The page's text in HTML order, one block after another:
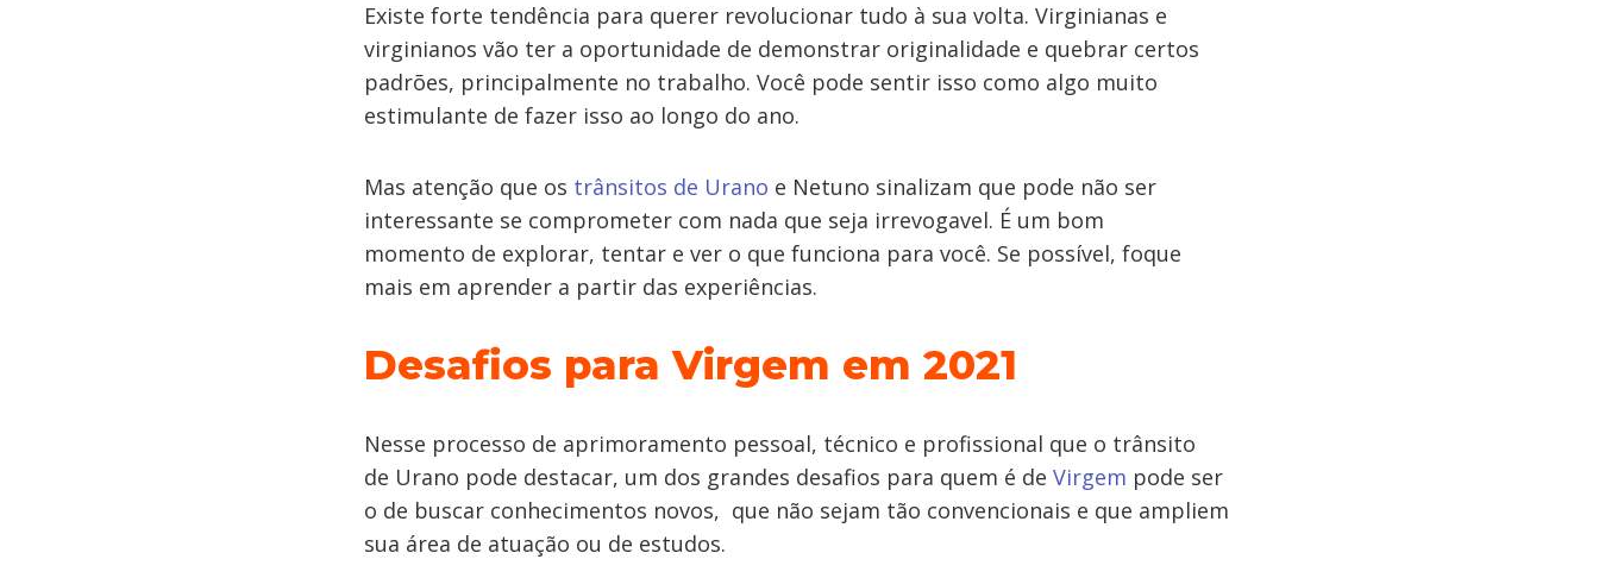
Existe forte tendência para querer revolucionar tudo à sua volta. Virginianas e
virginianos vão ter a oportunidade de demonstrar originalidade e quebrar certos
padrões, principalmente no trabalho. Você pode sentir isso como algo muito
estimulante de fazer isso ao longo do ano.
Mas atenção que os trânsitos de Urano e Netuno sinalizam que pode não ser
interessante se comprometer com nada que seja irrevogavel. É um bom
momento de explorar, tentar e ver o que funciona para você. Se possível, foque
mais em aprender a partir das experiências.
Desafios para Virgem em 2021
Nesse processo de aprimoramento pessoal, técnico e profissional que o trânsito
de Urano pode destacar, um dos grandes desafios para quem é de Virgem pode ser
o de buscar conhecimentos novos, que não sejam tão convencionais e que ampliem
sua área de atuação ou de estudos.